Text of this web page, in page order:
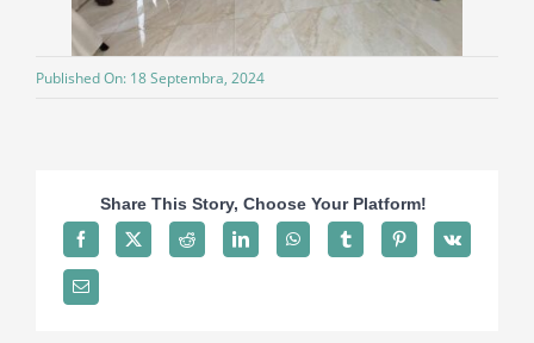
Published On: 18 Septembra, 2024
Share This Story, Choose Your Platform!